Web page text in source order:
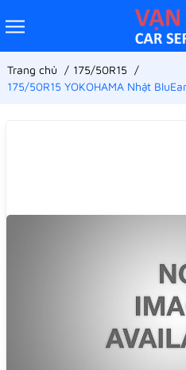
Trang chủ
175/50R15
175/50R15 YOKOHAMA Nhật